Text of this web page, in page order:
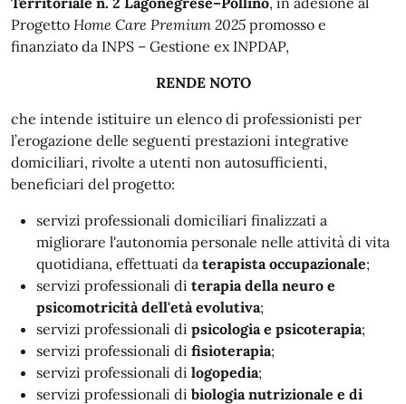
Progetto Home Care Premium 2025 promosso e
finanziato da INPS – Gestione ex INPDAP,
RENDE NOTO
che intende istituire un elenco di professionisti per
l’erogazione delle seguenti prestazioni integrative
domiciliari, rivolte a utenti non autosufficienti,
beneficiari del progetto:
servizi professionali domiciliari finalizzati a
migliorare l'autonomia personale nelle attività di vita
quotidiana, effettuati da terapista occupazionale;
servizi professionali di terapia della neuro e
psicomotricità dell'età evolutiva;
servizi professionali di psicologia e psicoterapia;
servizi professionali di fisioterapia;
servizi professionali di logopedia;
servizi professionali di biologia nutrizionale e di